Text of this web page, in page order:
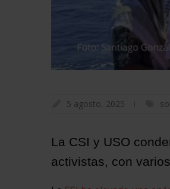
5 agosto, 2025
La CSI y USO
activistas, con